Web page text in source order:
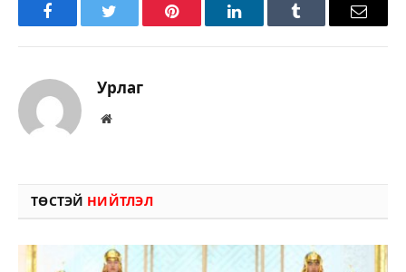
FacebookTwitter Pinterest LinkedInTumblr Имэйл
Урлаг
Вэбсайт
ТӨСТЭЙ НИЙТЛЭЛ